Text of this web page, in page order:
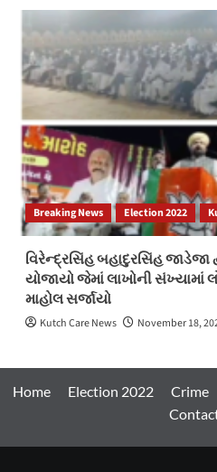
Breaking News Election 2022
વિરેન્દ્રસિંહ બહાદુરસિંહ જાડેજા
યોજાયો જેમાં લાખોની સંખ્યામાં
માહોલ સર્જાયો
Kutch Care News November 18,
Home Election 2022 Crime